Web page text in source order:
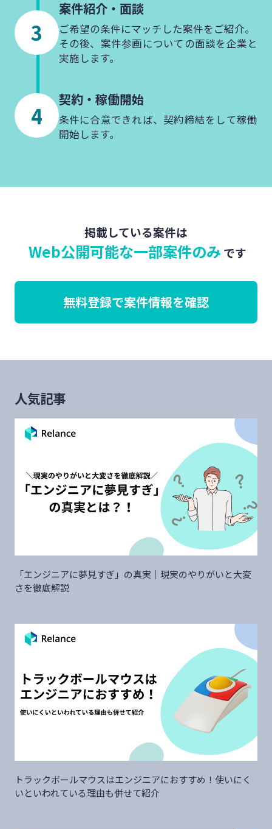
案件紹介・ 面談
ご希望の条件にマッチした案件をご紹介。
その後、案件参画についての面談を企業と
実施します。
契約・ 稼働開始
条件に合意できれば、契約締結をして稼働
開始します。
掲載している案件は
Web公開可能な一部案件のみ です
無料登録で案件情報を確認
人気記事
「エンジニアに夢見すぎ」の真実｜現実のやりがいと大変
さを徹底解説
トラックボールマウスはエンジニアにおすすめ！使いにく
いといわれている理由も併せて紹介